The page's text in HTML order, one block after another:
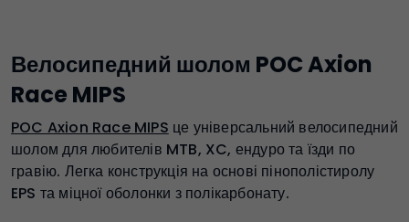
Велосипедний шолом POC Axion
Race MIPS
POC Axion Race MIPS це універсальний велосипедний
шолом для любителів MTB, XC, ендуро та їзди по
гравію. Легка конструкція на основі пінополістиролу
EPS та міцної оболонки з полікарбонату.